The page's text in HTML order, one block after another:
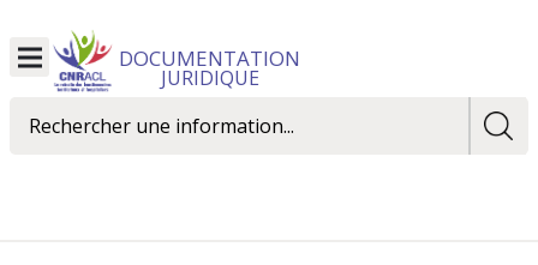
Ouvrir DOCUMENTATION
JURIDIQUE